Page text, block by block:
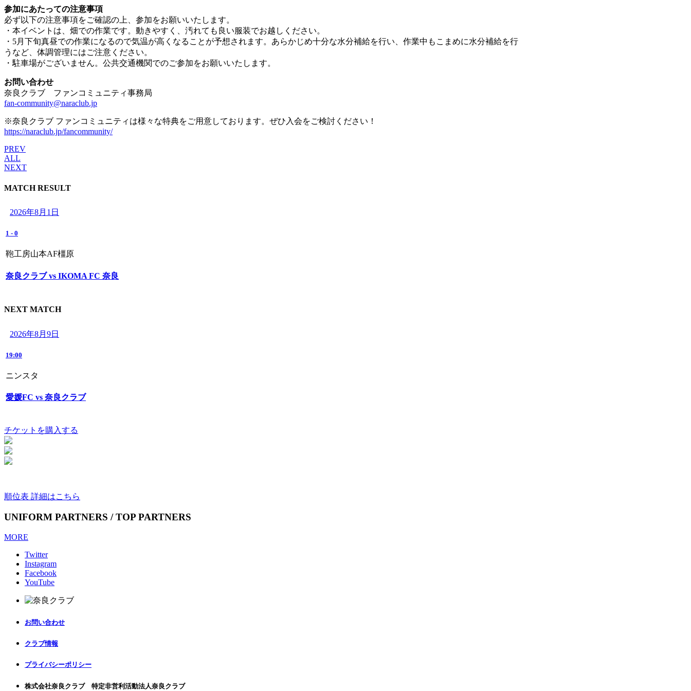
参加にあたっての注意事項
必ず以下の注意事項をご確認の上、参加をお願いいたします。
・本イベントは、畑での作業です。動きやすく、汚れても良い服装でお越しください。
・5月下旬真昼での作業になるので気温が高くなることが予想されます。 あらかじめ十分な水分補給を行い、作業中もこまめに水分補給を行
うなど、体調管理にはご注意ください。
・駐車場がございません。公共交通機関でのご参加をお願いいたします。
お問い合わせ
奈良クラブ ファンコミュニティ事務局
fan-community@naraclub.jp
※奈良クラブ ファンコミュニティは様々な特典をご用意しております。ぜひ入会をご検討ください！
https://naraclub.jp/fancommunity/
PREV
ALL
NEXT
MATCH RESULT
2026年8月1日
1 - 0
鞄工房山本AF橿原
奈良クラブ vs IKOMA FC 奈良
NEXT MATCH
2026年8月9日
19:00
ニンスタ
愛媛FC vs 奈良クラブ
チケットを購入する
順位表 詳細はこちら
UNIFORM PARTNERS / TOP PARTNERS
MORE
Twitter
Instagram
Facebook
YouTube
お問い合わせ
クラブ情報
プライバシーポリシー
株式会社奈良クラブ 特定非営利活動法人奈良クラブ